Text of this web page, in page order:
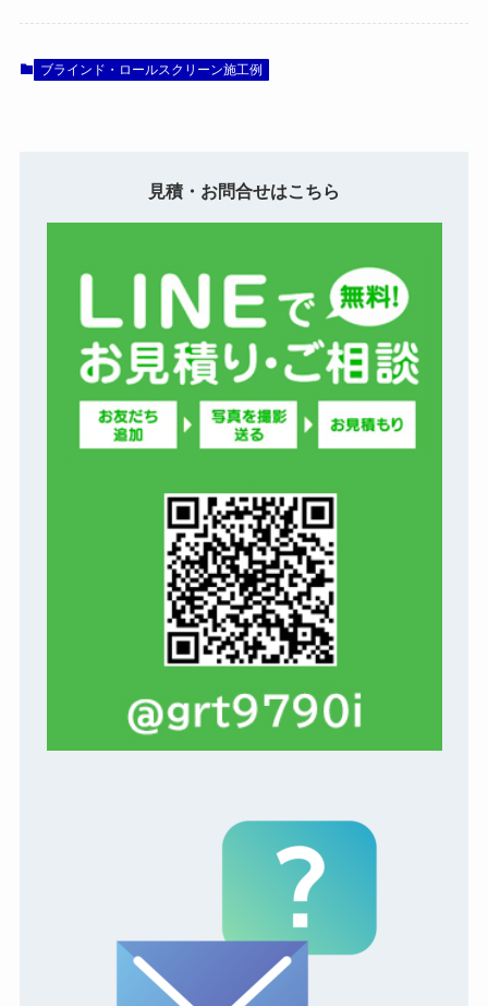
ブラインド・ロールスクリーン施工例
見積・お問合せはこちら